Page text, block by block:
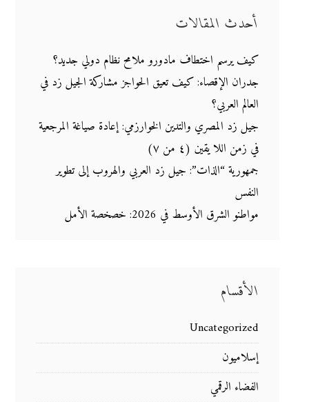
أحدث المقالات
كيف يرسم اختطاف مادورو ملامح نظام دولي جديد؟
جدران الإقصاء: كيف تعيق الحواجز مشاركة الجيل زد في
العالم العربي؟
جيل زد المصري والتدين الخوارزمي: إعادة صياغة المرجعية
في زمن اللا يقين (٤ من ٧)
جمهورية “الذات”: جيل زد العربي والهروب إلى تطوير
النفس
مواطنو الشرق الأوسط في 2026: خصخصة الأمل
الأقسام
Uncategorized
إسلاميون
الفضاء الرقمي